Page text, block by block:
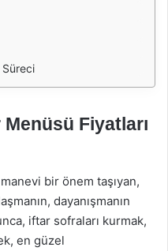
Süreci
Fiyatları
bir önem taşıyan,
dayanışmanın
iftar sofraları kurmak,
en güzel